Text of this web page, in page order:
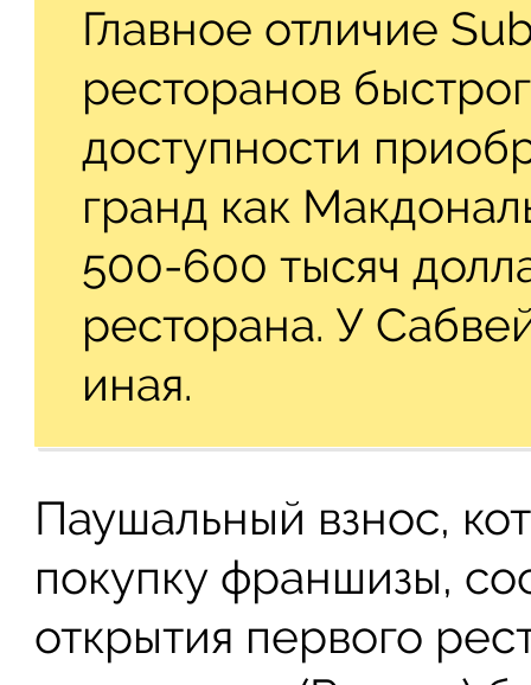
Главное отличие
ресторанов
доступности
гранд как
500-600 тысяч
ресторана. У
иная.
Паушальный взнос,
покупку франшизы,
открытия первого